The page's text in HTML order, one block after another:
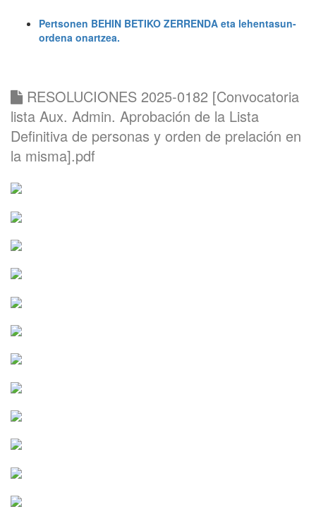
Pertsonen BEHIN BETIKO ZERRENDA eta lehentasun-
ordena onartzea.
RESOLUCIONES 2025-0182 [Convocatoria
lista Aux. Admin. Aprobación de la Lista
Definitiva de personas y orden de prelación en
la misma].pdf